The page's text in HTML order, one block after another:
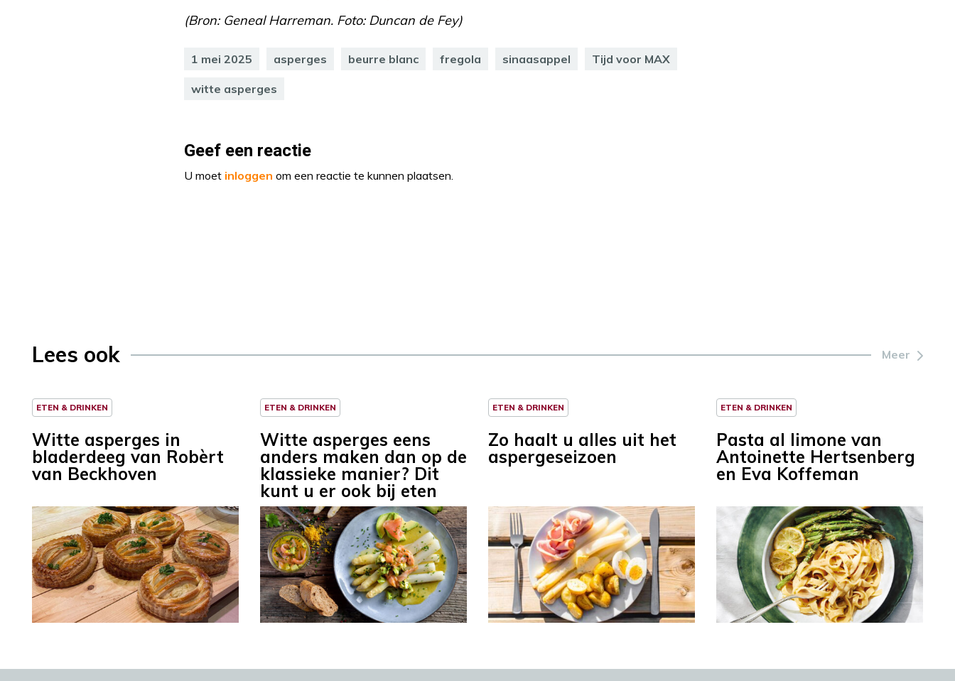
(Bron: Geneal Harreman. Foto: Duncan de Fey)
1 mei 2025 asperges beurre blanc fregola sinaasappel Tijd voor MAX
witte asperges
Geef een reactie
U moet inloggen om een reactie te kunnen plaatsen.
Lees ook Meer
ETEN & DRINKEN
Witte asperges in
bladerdeeg van Robèrt
van Beckhoven
ETEN & DRINKEN
Witte asperges eens
anders maken dan op de
klassieke manier? Dit
kunt u er ook bij eten
ETEN & DRINKEN
Zo haalt u alles uit het
aspergeseizoen
ETEN & DRINKEN
Pasta al limone van
Antoinette Hertsenberg
en Eva Koffeman